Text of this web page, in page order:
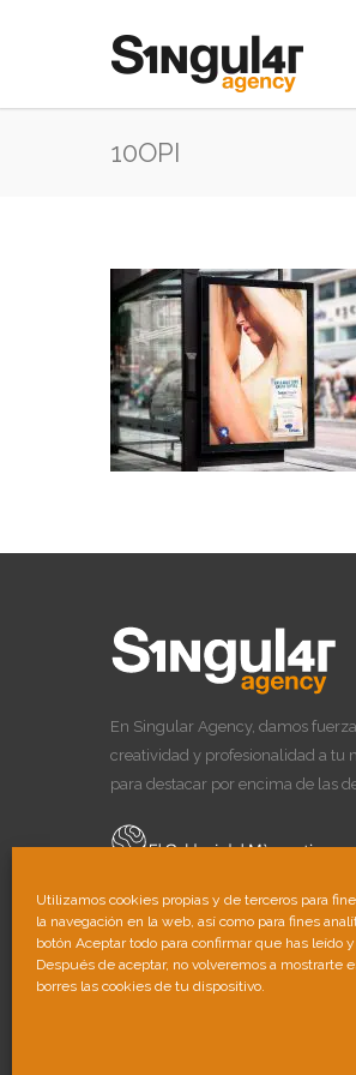
Utilizamos cookies propias y de terceros para
la navegación en la web, así como para fines
botón Aceptar todo para confirmar que has leído
Después de aceptar, no volveremos a mostrarte
borres las cookies de tu dispositivo.
10OPI
En Singular Agency, damos
creatividad y profesionalidad a tu
para destacar por encima de las